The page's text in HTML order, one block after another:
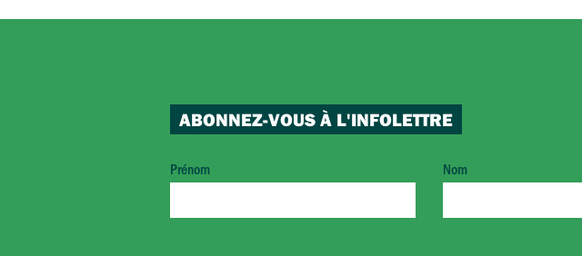
ABONNEZ-VOUS À L'INFOLETTRE
Prénom Nom